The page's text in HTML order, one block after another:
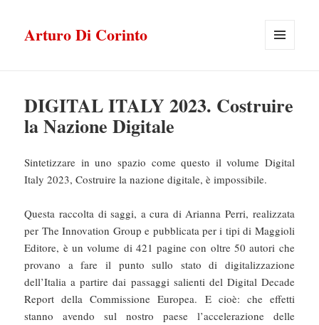
Arturo Di Corinto
DIGITAL ITALY 2023. Costruire
la Nazione Digitale
Sintetizzare in uno spazio come questo il volume Digital
Italy 2023, Costruire la nazione digitale, è impossibile.
Questa raccolta di saggi, a cura di Arianna Perri, realizzata
per The Innovation Group e pubblicata per i tipi di Maggioli
Editore, è un volume di 421 pagine con oltre 50 autori che
provano a fare il punto sullo stato di digitalizzazione
dell’Italia a partire dai passaggi salienti del Digital Decade
Report della Commissione Europea. E cioè: che effetti
stanno avendo sul nostro paese l’accelerazione delle